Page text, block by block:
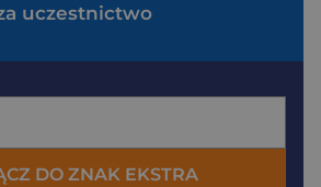
uczestnictwo
DO ZNAK EKSTRA